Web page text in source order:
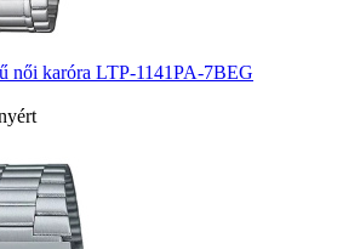
női karóra LTP-1141PA-7BEG